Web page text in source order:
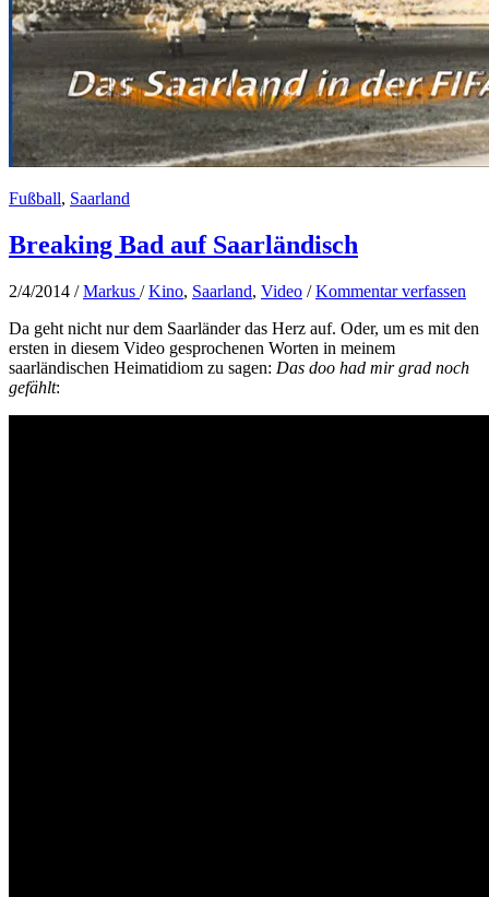
Fußball, Saarland
Breaking Bad auf Saarländisch
2/4/2014 /Markus /Kino, Saarland, Video /Kommentar verfassen
Da geht nicht nur dem Saarländer das Herz auf. Oder, um es mit den
ersten in diesem Video gesprochenen Worten in meinem
saarländischen Heimatidiom zu sagen: Das doo had mir grad noch
gefählt: